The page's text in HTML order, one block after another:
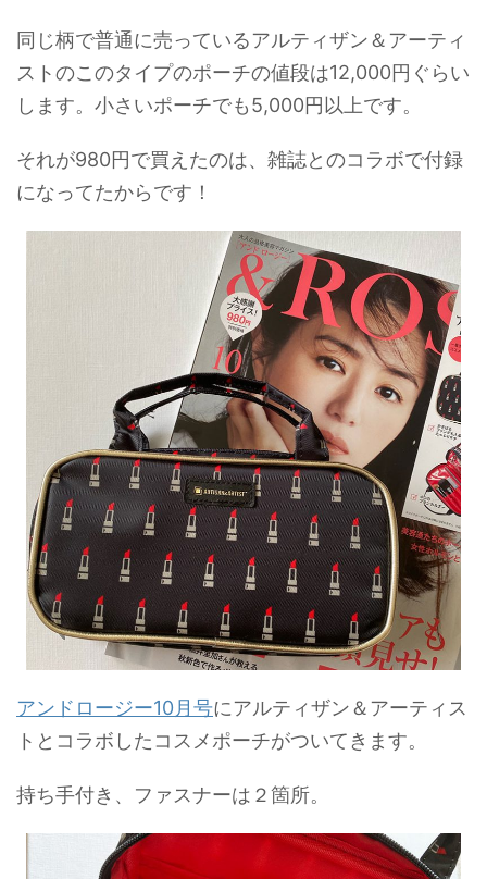
同じ柄で普通に売っているアルティザン＆アーティ
ストのこのタイプのポーチの値段は12,000円ぐらい
します。小さいポーチでも5,000円以上です。
それが980円で買えたのは、雑誌とのコラボで付録
になってたからです！
アンドロージー10月号にアルティザン＆アーティス
トとコラボしたコスメポーチがついてきます。
持ち手付き、ファスナーは２箇所。